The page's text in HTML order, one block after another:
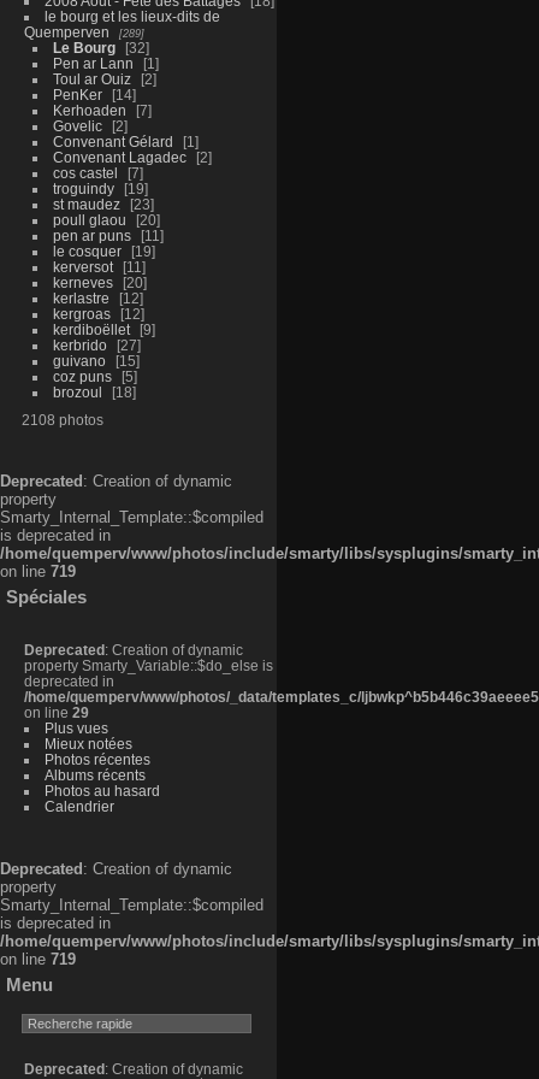
le bourg et les lieux-dits de
Quemperven
289
Le Bourg
32
Pen ar Lann
1
Toul ar Ouiz
2
PenKer
14
Kerhoaden
7
Govelic
2
Convenant Gélard
1
Convenant Lagadec
2
cos castel
7
troguindy
19
st maudez
23
poull glaou
20
pen ar puns
11
le cosquer
19
kerversot
11
kerneves
20
kerlastre
12
kergroas
12
kerdiboëllet
9
kerbrido
27
guivano
15
coz puns
5
brozoul
18
2108 photos
Deprecated : Creation of dynamic
property
Smarty_Internal_Template::$compiled
is deprecated in
/home/quemperv/www/photos/include/smarty/libs/sysplugins/
on line 719
Spéciales
Deprecated : Creation of dynamic
property Smarty_Variable::$do_else is
deprecated in
/home/quemperv/www/photos/_data/templates_c/
on line 29
Plus vues
Mieux notées
Photos récentes
Albums récents
Photos au hasard
Calendrier
Deprecated : Creation of dynamic
property
Smarty_Internal_Template::$compiled
is deprecated in
/home/quemperv/www/photos/include/smarty/libs/sysplugins/
on line 719
Menu
Deprecated : Creation of dynamic